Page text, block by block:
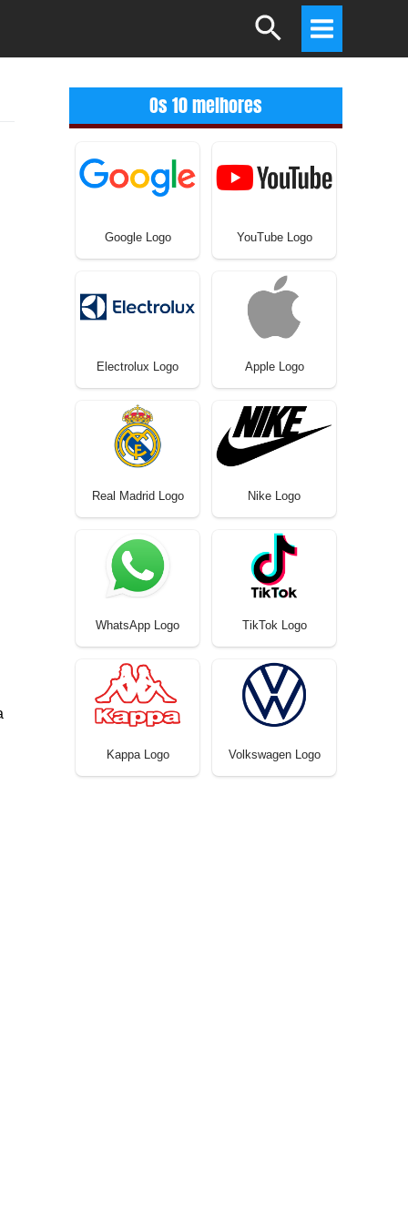
Search
Main
Menu
Os 10 melhores
Google Logo YouTube Logo
Electrolux Logo Apple Logo
Real Madrid Logo Nike Logo
WhatsApp Logo TikTok Logo
Kappa Logo Volkswagen Logo